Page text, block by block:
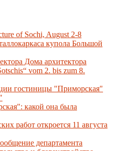
of Sochi, August 2-8
купола Большой
Дома архитектора
vom 2. bis zum 8.
гостиницы "Приморская"
какой она была
работ откроется 11 августа
департамента